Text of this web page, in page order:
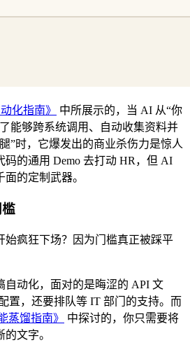
化指南》
中所展示的，当 AI 从“你
能够跨系统调用、自动收集资料并
”时，它爆发出的商业杀伤力是惊人
码的通用 Demo 去打动 HR，但 AI
的定制武器。
始疯狂下场？因为门槛真正被踩平
自动化，面对的是晦涩的 API 文
置，还要排队等 IT 部门的支持。而
蒸馏指南》
中探讨的，你只需要将
文字。